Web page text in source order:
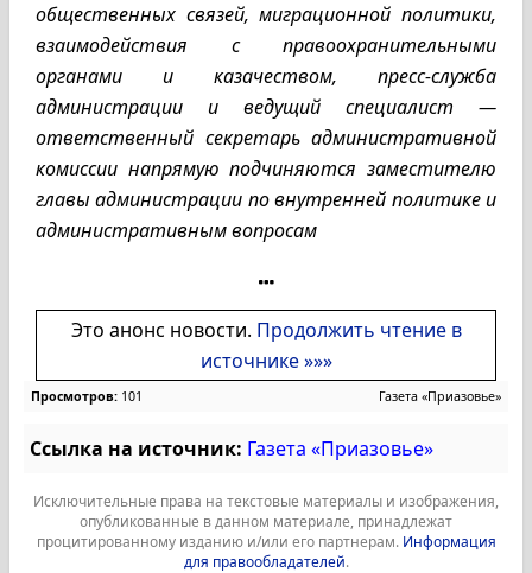
общественных связей, миграционной политики,
взаимодействия с правоохранительными
органами и казачеством, пресс-служба
администрации и ведущий специалист —
ответственный секретарь административной
комиссии напрямую подчиняются заместителю
главы администрации по внутренней политике и
административным вопросам
Это анонс новости. Продолжить чтение в
источнике »»»
Просмотров: 101 Газета «Приазовье»
Ссылка на источник: Газета «Приазовье»
Исключительные права на текстовые материалы и изображения,
опубликованные в данном материале, принадлежат
процитированному изданию и/или его партнерам. Информация
для правообладателей.